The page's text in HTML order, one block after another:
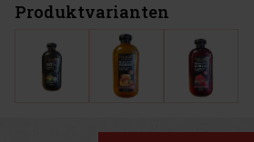
Produktvarianten